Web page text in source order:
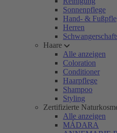
Sonnenpflege
Hand- &
Herren
Haare
Alle anzeigen
Coloration
Conditioner
Haarpflege
Shampoo
Styling
Zertifizierte
Alle anzeigen
MÁDARA